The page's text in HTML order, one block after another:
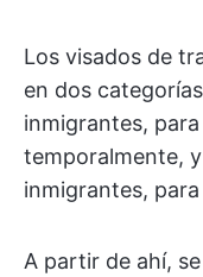
Los visados de
en dos
inmigrantes,
temporalmente,
inmigrantes,
A partir de ahí,